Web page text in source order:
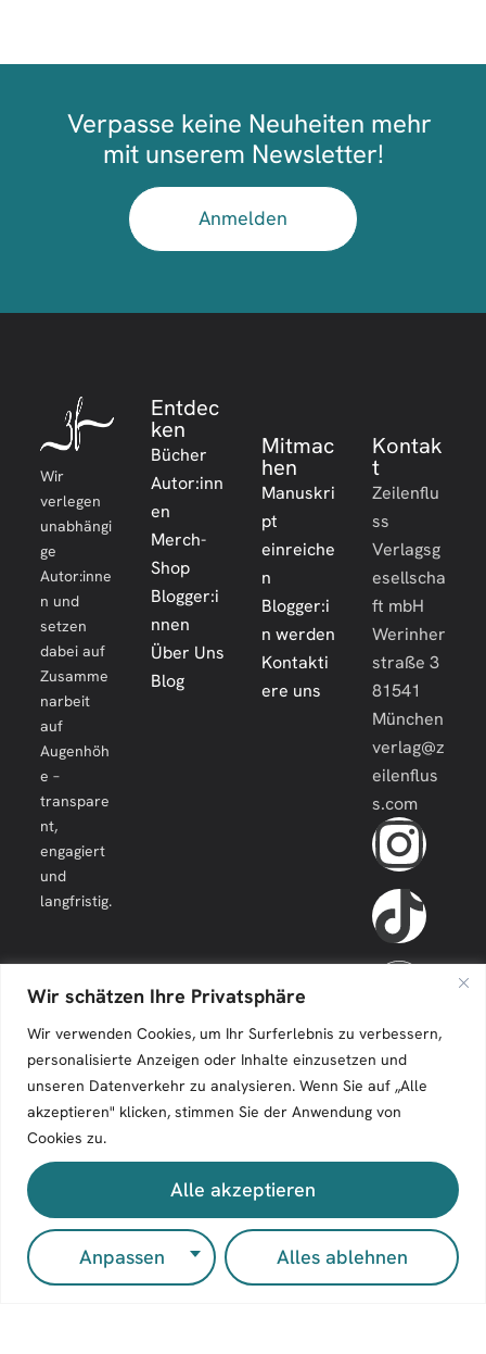
Wir schätzen Ihre Privatsphäre
Wir verwenden Cookies, um Ihr Surferlebnis zu verbessern,
personalisierte Anzeigen oder Inhalte einzusetzen und
unseren Datenverkehr zu analysieren. Wenn Sie auf „Alle
akzeptieren" klicken, stimmen Sie der Anwendung von
Cookies zu.
Anpassen Alles ablehnen
Alle akzeptieren
Verpasse keine Neuheiten mehr
mit unserem Newsletter!
Anmelden
Wir
verlegen
unabhängi
ge
Autor:inne
n und
setzen
dabei auf
Zusamme
narbeit
auf
Augenhöh
e –
transpare
nt,
engagiert
und
langfristig.
Entdec
ken
Bücher
Autor:inn
en
Merch-
Shop
Blogger:i
nnen
Über Uns
Blog
Mitmac
hen
Manuskri
pt
einreiche
n
Blogger:i
n werden
Kontakti
ere uns
Kontak
t
Zeilenflu
ss
Verlagsg
esellscha
ft mbH
Werinher
straße 3
81541
München
verlag@z
eilenflus
s.com
Zeilenfluss © 2026. All Rights Reserved.
Impressum Kontakt